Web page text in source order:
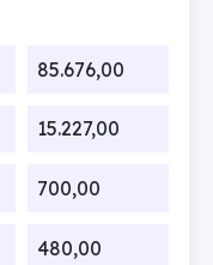
85.676,00
15.227,00
700,00
480,00